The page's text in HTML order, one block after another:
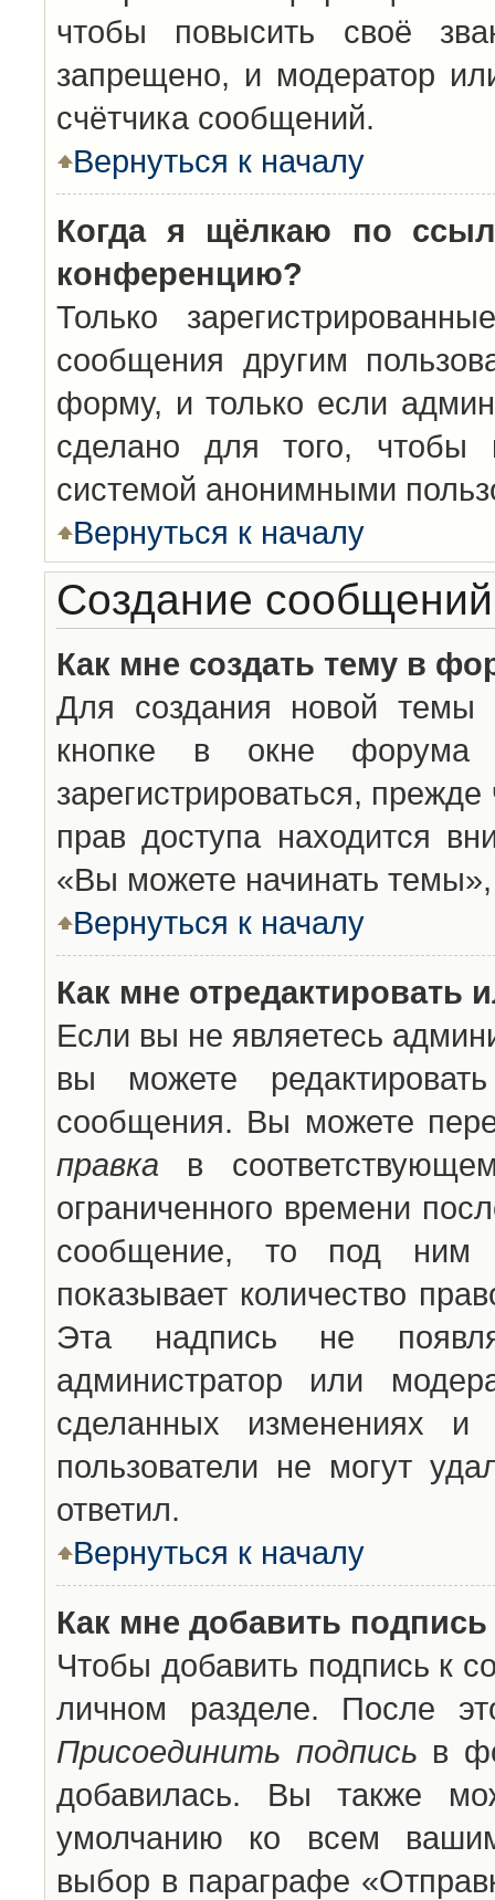
чтобы повысить своё
запрещено, и модератор
счётчика сообщений.
Вернуться к началу
Когда я щёлкаю по
конференцию?
Только
сообщения другим
форму, и только если
сделано для того, чтобы
системой анонимными
Вернуться к началу
Создание сообщений
Как мне создать тему в
Для создания новой темы
кнопке в окне
зарегистрироваться,
прав доступа находится
«Вы можете начинать
Вернуться к началу
Как мне отредактировать
Если вы не являетесь
вы можете
сообщения. Вы можете
правка в
ограниченного времени
сообщение, то под ним
показывает количество
Эта надпись не
администратор или
сделанных изменениях
пользователи не могут
ответил.
Вернуться к началу
Как мне добавить
Чтобы добавить подпись к
личном разделе. После
Присоединить подпись в
добавилась. Вы также
умолчанию ко всем
выбор в параграфе